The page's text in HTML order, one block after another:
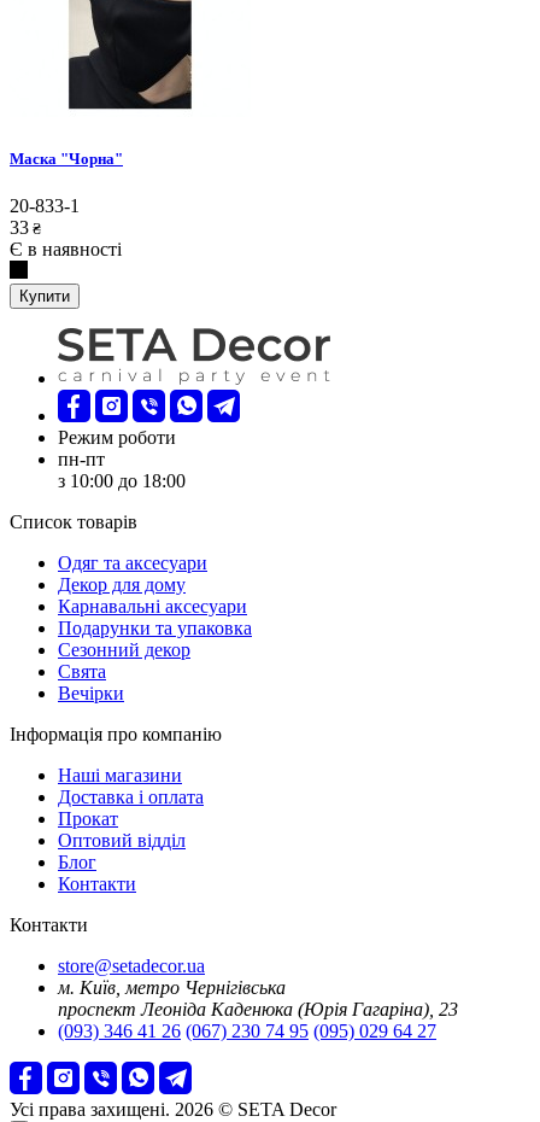
Маска "Чорна"
20-833-1
33 ₴
Є в наявності
Купити
Режим роботи
пн-пт
з 10:00 до 18:00
Список товарів
Oдяг та аксесуари
Декор для дому
Карнавальні аксесуари
Подарунки та упаковка
Сезонний декор
Свята
Вечірки
Інформація про компанію
Наші магазини
Доставка і оплата
Прокат
Оптовий відділ
Блог
Контакти
Контакти
store@setadecor.ua
м. Київ, метро Чернігівська
проспект Леоніда Каденюка (Юрія Гагаріна), 23
(093) 346 41 26 (067) 230 74 95 (095) 029 64 27
Усі права захищені. 2026 © SETA Decor